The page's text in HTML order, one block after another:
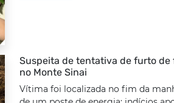
Suspeita de tentativa de furto de
no Monte Sinai
Vítima foi localizada no fim da